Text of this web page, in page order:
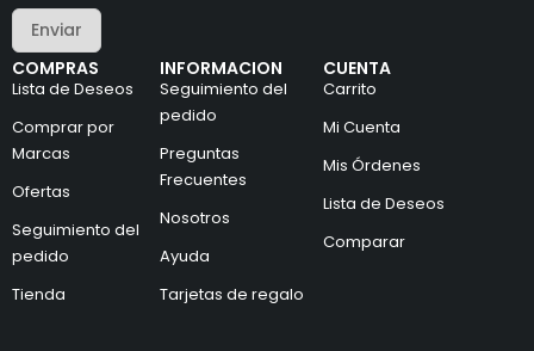
COMPRAS
Lista de Deseos
Comprar por
Marcas
Ofertas
Seguimiento del
pedido
Tienda
INFORMACION
Seguimiento del
pedido
Preguntas
Frecuentes
Nosotros
Ayuda
Tarjetas de regalo
CUENTA
Carrito
Mi Cuenta
Mis Órdenes
Lista de Deseos
Comparar
o
l
e
c
t
r
ó
i
c
o
C
r
e
e
l
e
t
r
n
c
o
Enviar